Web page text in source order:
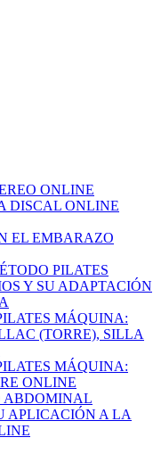
ONLINE
DISCAL ONLINE
EL EMBARAZO
PILATES
Y SU ADAPTACIÓN
MÁQUINA:
(TORRE), SILLA
MÁQUINA:
ONLINE
ABDOMINAL
APLICACIÓN A LA